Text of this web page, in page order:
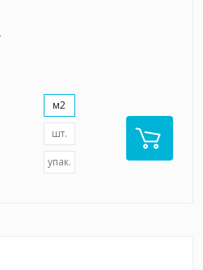
м2
шт.
упак.